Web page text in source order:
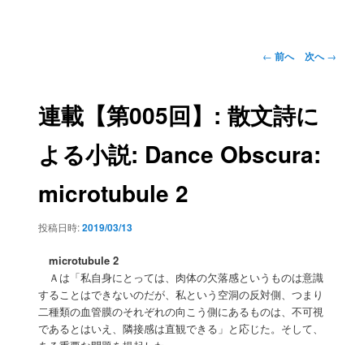
投
ビ
ゲ
シ
← 前へ 次へ→
連載【第005回】: 散文詩に
よる小説: Dance Obscura:
microtubule 2
投稿日時:2019/03/13
microtubule 2
Ａは「私自身にとっては、肉体の欠落感というものは意識
することはできないのだが、私という空洞の反対側、つまり
二種類の血管膜のそれぞれの向こう側にあるものは、不可視
であるとはいえ、隣接感は直観できる」と応じた。そして、